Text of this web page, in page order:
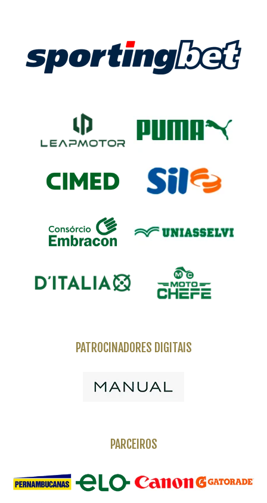
PATROCINADORES DIGITAIS
PARCEIROS